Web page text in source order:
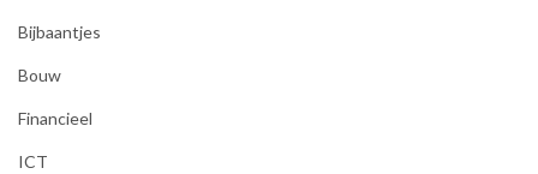
Bijbaantjes
Bouw
Financieel
ICT